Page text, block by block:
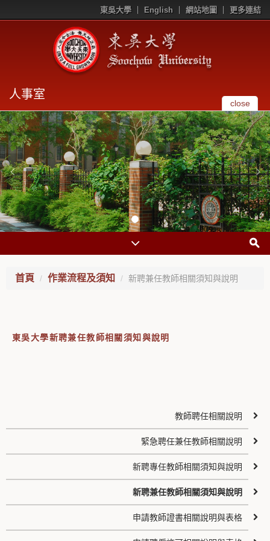
東吳大學 English 網站地圖 更多連結
人事室
close
首頁 作業流程及須知 新聘兼任教師相關須知與說明
東吳大學新聘兼任教師相關須知與說明
教師聘任相關說明
緊急聘任兼任教師相關說明
新聘專任教師相關須知與說明
新聘兼任教師相關須知與說明
申請教師證書相關說明與表格